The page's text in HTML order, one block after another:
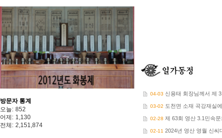
방문자 통계
오늘: 852
어제: 1,130
전체: 2,151,874
04-03 신용태 회장님께서 제
03-02 도천면 소재 곡강재실
02-28 제 63회 영산 3.1민속
02-11 2024년 영산 영월 신씨